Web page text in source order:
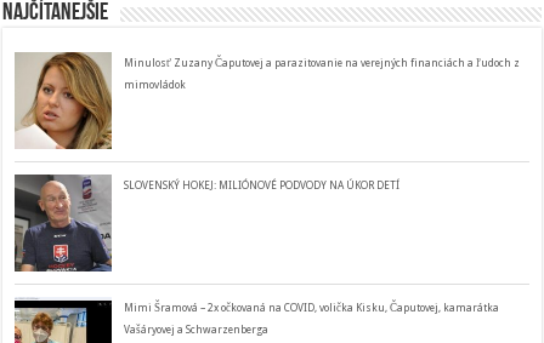
Najčítanejšie
Minulosť Zuzany Čaputovej a parazitovanie na verejných financiách a ľudoch z
mimovládok
SLOVENSKÝ HOKEJ: MILIÓNOVÉ PODVODY NA ÚKOR DETÍ
Mimi Šramová – 2x očkovaná na COVID, volička Kisku, Čaputovej, kamarátka
Vašáryovej a Schwarzenberga